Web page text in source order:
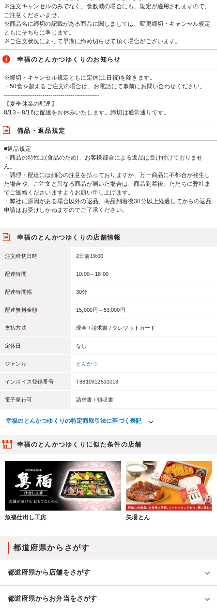
※注文キャンセルのみでなく、食数減の場合にも、規定が適用されますので、
ご注意くださいませ。
※商品名に締切の記載がある商品に関しましては、変更締切・キャンセル規定
ともにそちらに準じます。
※ご注文状況によって早期に締め切らせて頂く場合がございます。
幸福のとんかつゆくりのお知らせ
※締切・キャンセル規定ともに定休(土日祝)を除きます。
・50食を超えるご注文の場合は、お電話にて事前にお問い合わせください。
-----------------------------------------------
【夏季休業の配達】
8/13～8/16は配達をお休みいたします。締切は通常通りです。
備品・返品規定
■返品規定
・商品の特性上(食品のため)、お客様都合による返品は受け付けておりませ
ん。
・調理・配達には細心の注意を払っておりますが、万一商品に不都合が発生し
た場合や、ご注文と異なる商品が届いた場合は、商品到着後、ただちに弊社ま
でご連絡くださいますようお願い申し上げます。
・弊社に原因がある場合以外の返品、商品到着後30分以上経過してからの返品
申請はお受けしかねますのでご了承ください。
幸福のとんかつゆくりの店舗情報
注文締切日時 2日前19:00
配達時間 10:00～18:00
配達時間幅 30分
配達無料金額 15,000円～53,000円
支払方法 現金 / 請求書 / クレジットカード
定休日 なし
ジャンル とんかつ
インボイス登録番号 T8810912531018
電子発行可 請求書 / 領収書
幸福のとんかつゆくりの特定商取引法に基づく表記
幸福のとんかつゆくりに似た条件の店舗
魚福仕出し工房 矢場とん
都道府県からさがす
都道府県から店舗をさがす
都道府県からお弁当をさがす